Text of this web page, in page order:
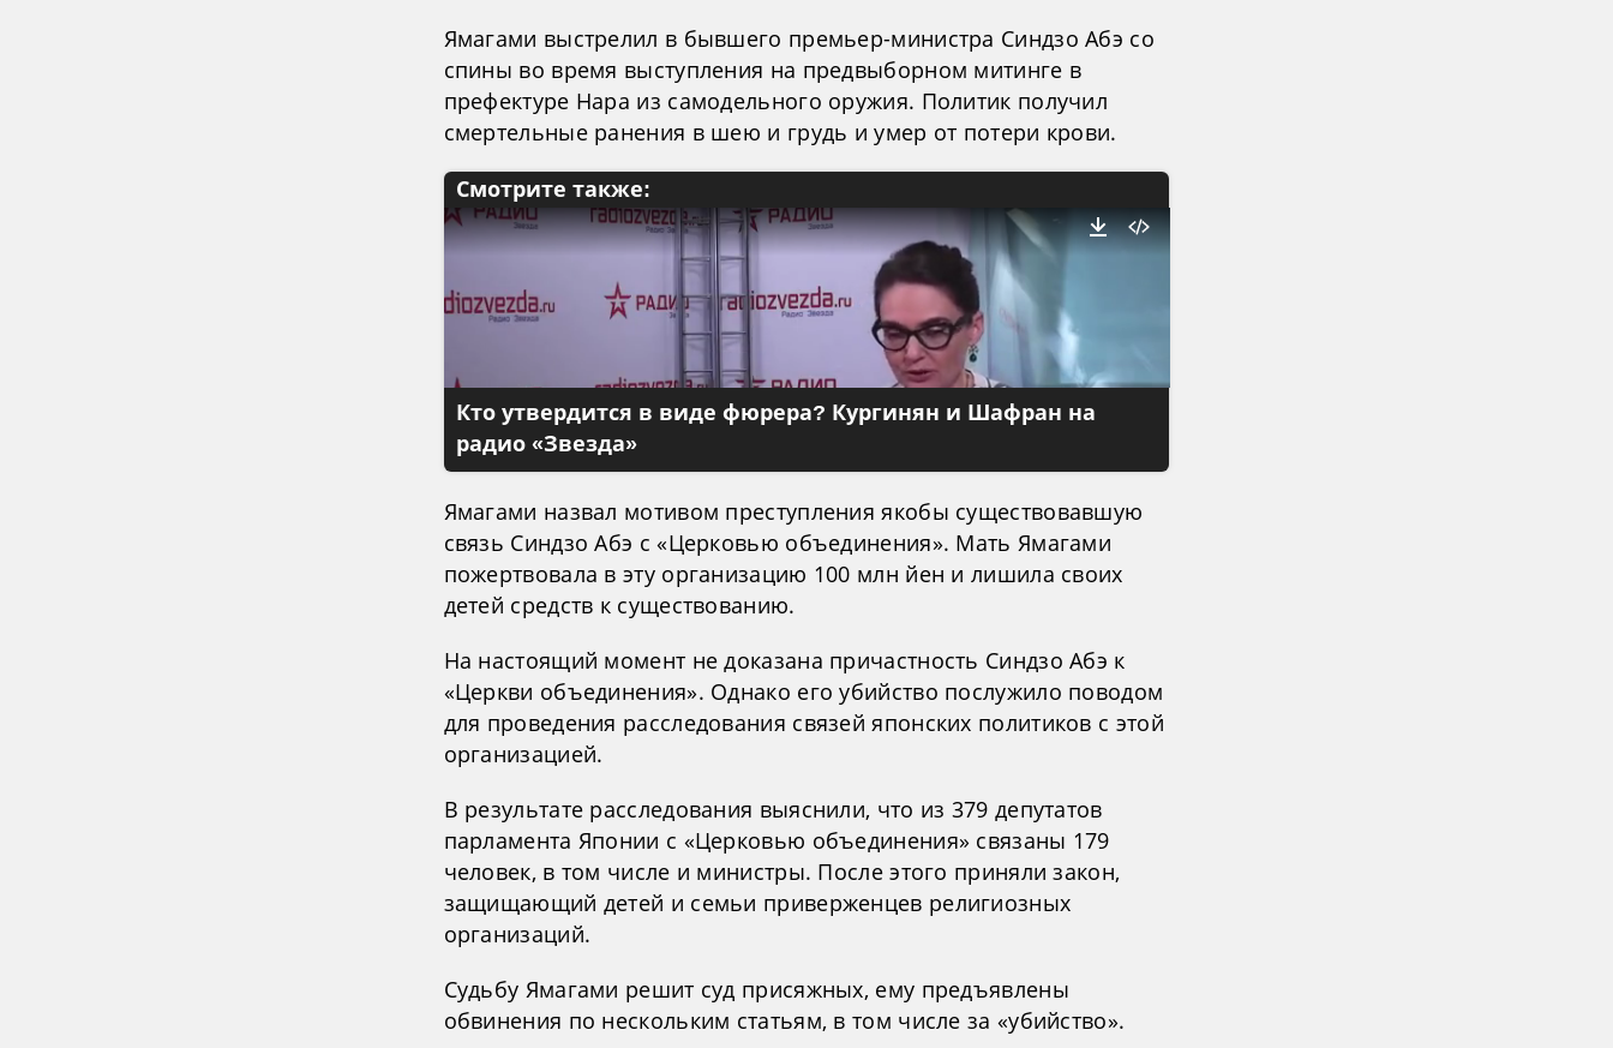
Ямагами выстрелил в бывшего премьер-министра Синдзо Абэ со
спины во время выступления на предвыборном митинге в
префектуре Нара из самодельного оружия. Политик получил
смертельные ранения в шею и грудь и умер от потери крови.
Смотрите также:
Кто утвердится в виде фюрера? Кургинян и Шафран на
радио «Звезда»
Ямагами назвал мотивом преступления якобы существовавшую
связь Синдзо Абэ с «Церковью объединения». Мать Ямагами
пожертвовала в эту организацию 100 млн йен и лишила своих
детей средств к существованию.
На настоящий момент не доказана причастность Синдзо Абэ к
«Церкви объединения». Однако его убийство послужило поводом
для проведения расследования связей японских политиков с этой
организацией.
В результате расследования выяснили, что из 379 депутатов
парламента Японии с «Церковью объединения» связаны 179
человек, в том числе и министры. После этого приняли закон,
защищающий детей и семьи приверженцев религиозных
организаций.
Судьбу Ямагами решит суд присяжных, ему предъявлены
обвинения по нескольким статьям, в том числе за «убийство».